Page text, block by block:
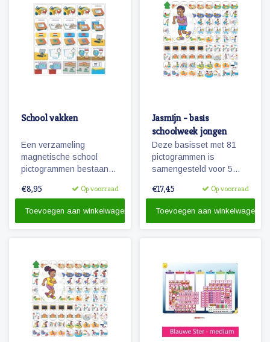
School vakken
Een verzameling
magnetische school
pictogrammen bestaande
de basisschool worden
€8,95 Op voorraad
Toevoegen aan winkelwagen
Jasmijn - basis
schoolweek jongen
Deze basisset met 81
pictogrammen is
samengesteld voor 5
hoofdactiviteiten van /
schoolweek)
€17,45 Op voorraad
Toevoegen aan winkelwagen